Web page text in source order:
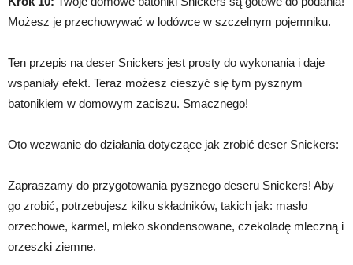
Możesz je przechowywać w lodówce w szczelnym pojemniku.
Ten przepis na deser Snickers jest prosty do wykonania i daje
wspaniały efekt. Teraz możesz cieszyć się tym pysznym
batonikiem w domowym zaciszu. Smacznego!
Oto wezwanie do działania dotyczące jak zrobić deser Snickers:
Zapraszamy do przygotowania pysznego deseru Snickers! Aby
go zrobić, potrzebujesz kilku składników, takich jak: masło
orzechowe, karmel, mleko skondensowane, czekoladę mleczną i
orzeszki ziemne.